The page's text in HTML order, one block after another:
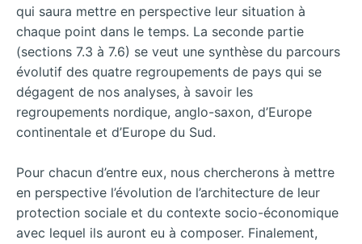
qui saura mettre en perspective leur situation à
chaque point dans le temps. La seconde partie
(sections 7.3 à 7.6) se veut une synthèse du parcours
évolutif des quatre regroupements de pays qui se
dégagent de nos analyses, à savoir les
regroupements nordique, anglo-saxon, d’Europe
continentale et d’Europe du Sud.
Pour chacun d’entre eux, nous chercherons à mettre
en perspective l’évolution de l’architecture de leur
protection sociale et du contexte socio-économique
avec lequel ils auront eu à composer. Finalement,